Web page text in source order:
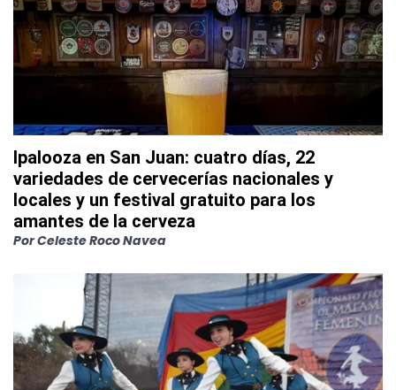
Ipalooza en San Juan: cuatro días, 22
variedades de cervecerías nacionales y
locales y un festival gratuito para los
amantes de la cerveza
PorCeleste Roco Navea